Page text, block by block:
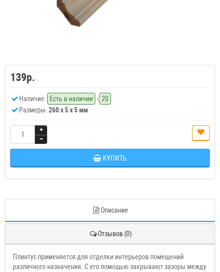
139р.
Наличие: Есть в наличии
20
Размеры:260 x 5 x 5 мм
КУПИТЬ
Описание
Отзывов (0)
Плинтус применяется для отделки интерьеров помещений
различного назначения. С его помощью закрывают зазоры между